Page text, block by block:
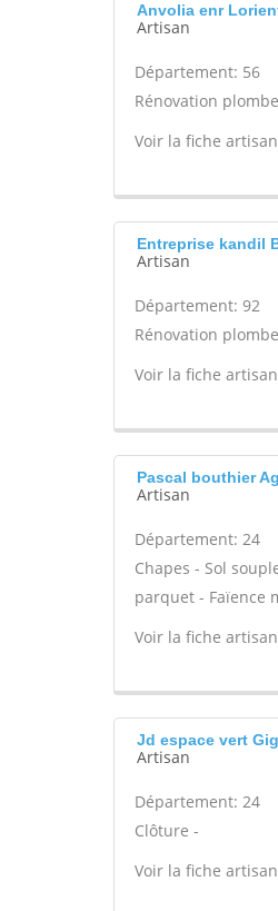
Anvolia enr
Artisan
Département: 56
Rénovation
Voir la fiche
Entreprise kandil
Artisan
Département: 92
Rénovation
Voir la fiche
Pascal bouthier
Artisan
Département: 24
Chapes - Sol
parquet - Faïence
Voir la fiche
Jd espace vert
Artisan
Département: 24
Clôture -
Voir la fiche